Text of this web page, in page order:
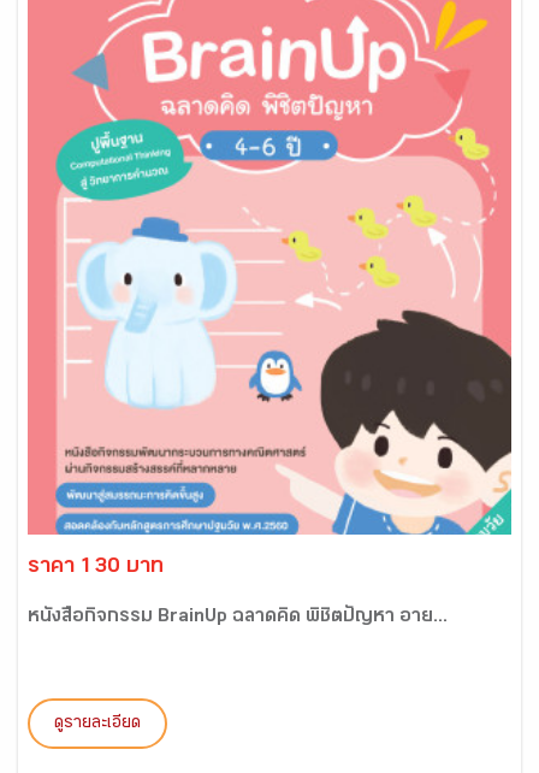
ราคา 130 บาท
หนังสือกิจกรรม BrainUp ฉลาดคิด พิชิตปัญหา อาย...
ดูรายละเอียด